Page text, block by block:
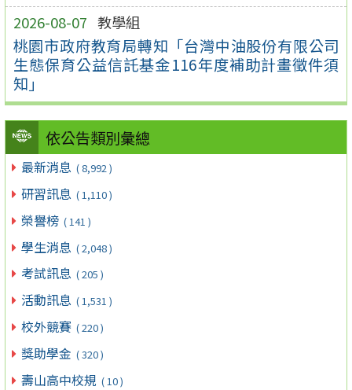
2026-08-07 教學組
桃園市政府教育局轉知「台灣中油股份有限公司
生態保育公益信託基金116年度補助計畫徵件須
知」
依公告類別彙總
最新消息 ( 8,992 )
研習訊息 ( 1,110 )
榮譽榜 ( 141 )
學生消息 ( 2,048 )
考試訊息 ( 205 )
活動訊息 ( 1,531 )
校外競賽 ( 220 )
獎助學金 ( 320 )
壽山高中校規 ( 10 )